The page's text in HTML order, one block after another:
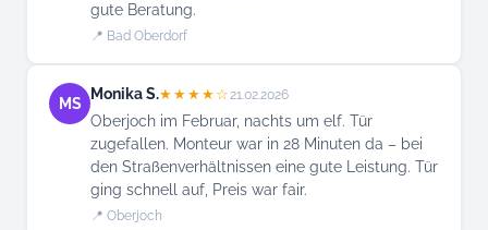
gute Beratung.
📍 Bad Oberdorf
MS
Monika S.★★★★☆21.02.2026
Oberjoch im Februar, nachts um elf. Tür
zugefallen. Monteur war in 28 Minuten da – bei
den Straßenverhältnissen eine gute Leistung. Tür
ging schnell auf, Preis war fair.
📍 Oberjoch